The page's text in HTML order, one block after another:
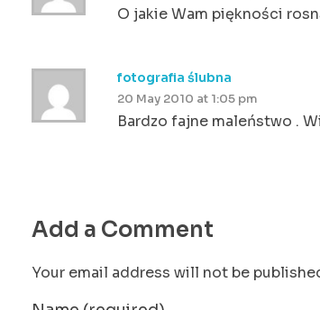
O jakie Wam piękności
fotografia ślubna
20 May 2010 at 1:05 pm
Bardzo fajne maleństwo .
Add a Comment
Your email address will not be